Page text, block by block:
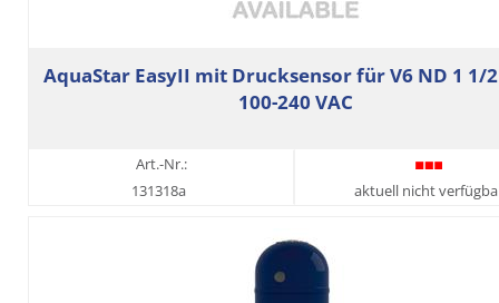
AquaStar EasyII mit Drucksensor für V6 ND 1 1/
100-240 VAC
Art.-Nr.:
131318a
aktuell nicht